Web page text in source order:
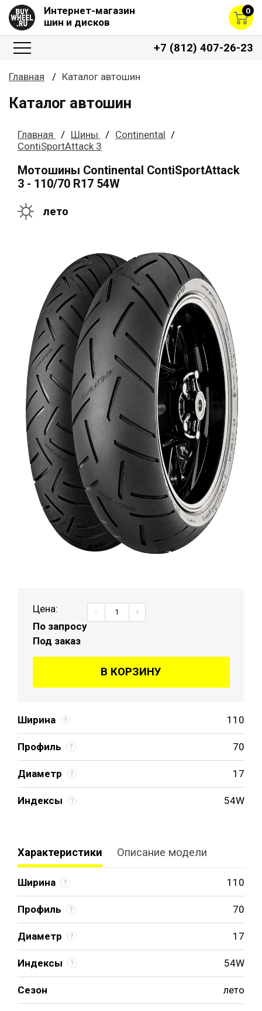
Интернет-магазин
шин и дисков
0
+7 (812) 407-26-23
Главная Каталог автошин
Каталог автошин
Главная Шины
Continental
ContiSportAttack 3
Мотошины Continental ContiSportAttack
3 - 110/70 R17 54W
лето
Ширина 110
Профиль 70
Диаметр 17
Индексы 54W
Цена:
По запросу
Под заказ
- +
В КОРЗИНУ
Характеристики Описание модели
Ширина 110
Профиль 70
Диаметр 17
Индексы 54W
Сезон лето